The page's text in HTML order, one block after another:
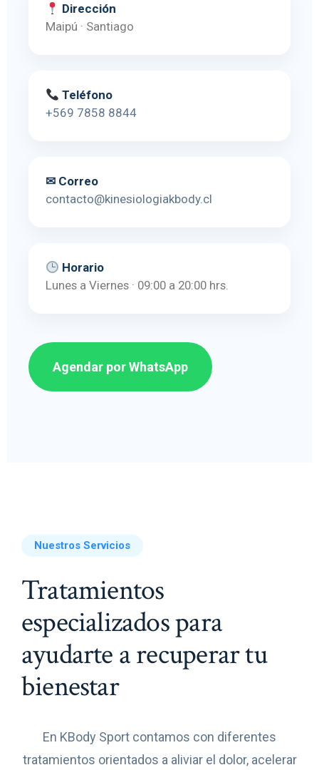
Dirección
Maipú · Santiago
Teléfono
+569 7858 8844
✉ Correo
contacto@kinesiologiakbody.cl
Horario
Lunes a Viernes · 09:00 a 20:00 hrs.
Agendar por WhatsApp
Nuestros Servicios
Tratamientos
especializados para
ayudarte a recuperar tu
bienestar
En KBody Sport contamos con diferentes
tratamientos orientados a aliviar el dolor, acelerar